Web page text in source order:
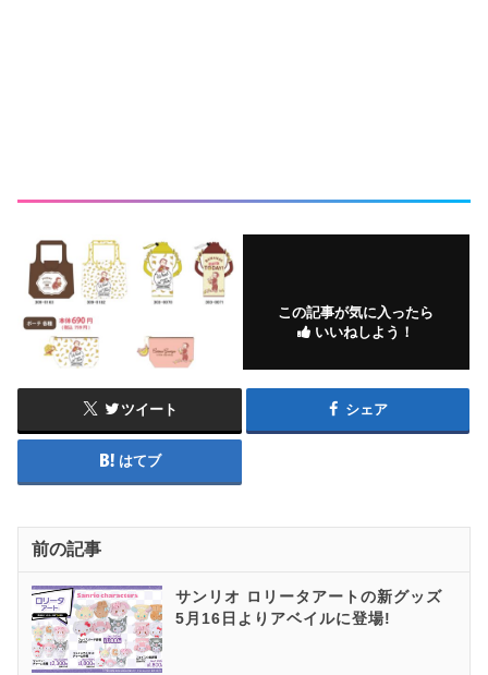
この記事が気に入ったら
いいねしよう！
ツイート シェア
はてブ
前の記事
サンリオ ロリータアートの新グッズ
5月16日よりアベイルに登場!